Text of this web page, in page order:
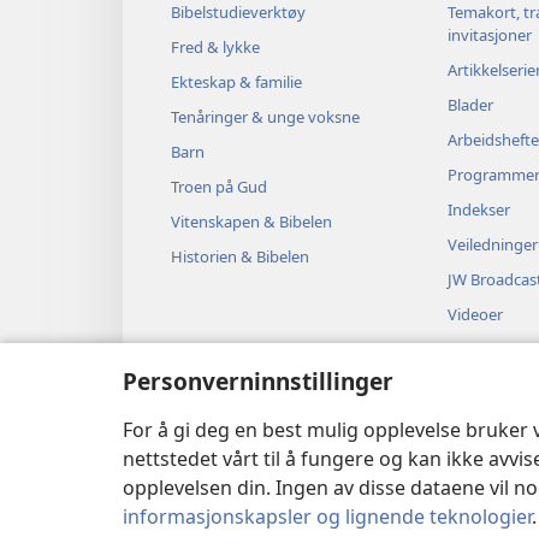
Personverninnstillinger
For å gi deg en best mulig opplevelse
nettstedet vårt til å fungere og kan ikke
opplevelsen din. Ingen av disse dataene vil
informasjonskapsler og lignende teknologier
Bibelstudieverktøy
Fred & lykke
Ekteskap & familie
Tenåringer & unge voksne
Barn
Troen på Gud
Vitenskapen & Bibelen
Historien & Bibelen
Temakort,
invitasjoner
Blader
Programmer
Indekser
Veiledninger
JW
Videoer
Musikk
Copyright© 2026 Watch Tower